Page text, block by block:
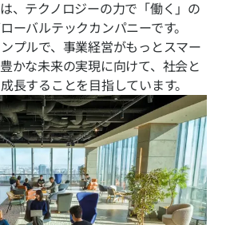
、テクノロジーの力で「働く」の
ーバルテックカンパニーです。
プルで、事業経営がもっとスマー
かな未来の実現に向けて、社会と
長することを目指しています。